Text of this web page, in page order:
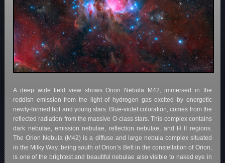
A deep wide field view shows Orion Nebula M42, immersed in the
reddish emission from the light of hydrogen gas excited by energetic
newly-formed hot and young stars. Blue-violet coloration, comes from the
reflected radiation from the massive O-class stars. This complex contains
dark nebulae, emission nebulae, reflection nebulae, and H II regions.
The Orion Nebula (M42) is a diffuse and large nebula complex situated
in the Milky Way, being south of Orion’s Belt in the constellation of Orion,
is one of the brightest and beautiful nebulae also visible to naked eye in